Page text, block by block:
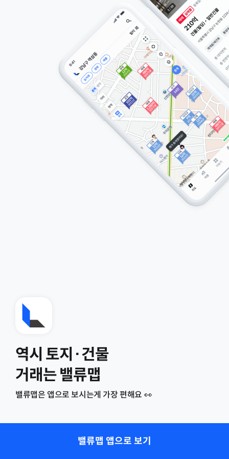
역시 토지·건물
거래는 밸류맵
밸류맵은 앱으로 보시는게 가장 편해요 👀
밸류맵 앱으로 보기